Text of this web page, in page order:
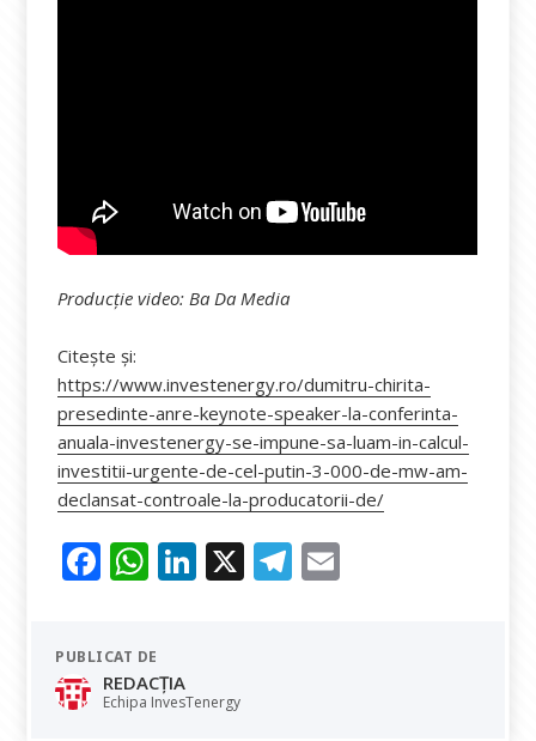
Producție video: Ba Da Media
Citește și:
https://www.investenergy.ro/dumitru-chirita-
presedinte-anre-keynote-speaker-la-conferinta-
anuala-investenergy-se-impune-sa-luam-in-calcul-
investitii-urgente-de-cel-putin-3-000-de-mw-am-
declansat-controale-la-producatorii-de/
F
e
b
o
W
at
s
A
Li
dI
X T
PUBLICAT DE
REDACȚIA
Echipa InvesTenergy